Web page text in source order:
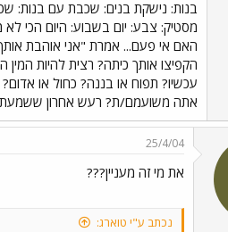
מסטיק: צבע: יום בשבוע: היום הכי
האם אי פעם... אמרת "אני אוהבת
הקפיצו אותך כיתה? רצית להיות
עכשיו? תפוח או בננה? כחול או
אתה משועמם/ת? רעש אחרון ששמעת? ריח האחרון שהרחת?
25/4/04
את מי זה מעניין???
נכתב ע"י טוארג: